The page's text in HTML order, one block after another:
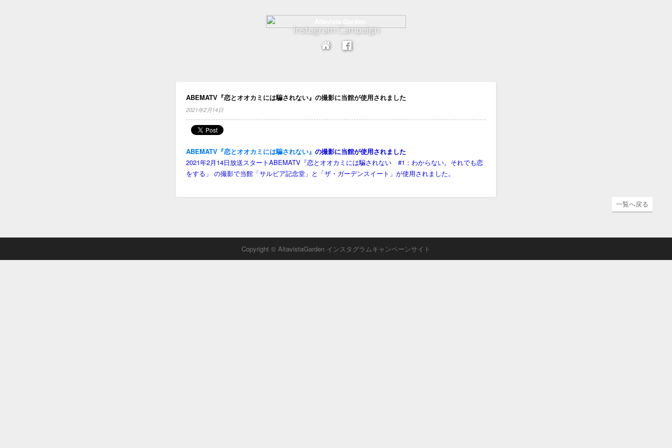
Instagram Campaign
ABEMATV『恋とオオカミには騙されない』の撮影に当館が使用されました
2021年2月14日
ABEMATV『恋とオオカミには騙されない』 の撮影に当館が使用されました
2021年2月14日放送スタートABEMATV『恋とオオカミには騙されない #1：わからない。それでも恋
をする」 の撮影で当館「サルビア記念堂」と「ザ・ガーデンスイート」が使用されました。
一覧へ戻る
Copyright © AltavistaGarden インスタグラムキャンペーンサイト